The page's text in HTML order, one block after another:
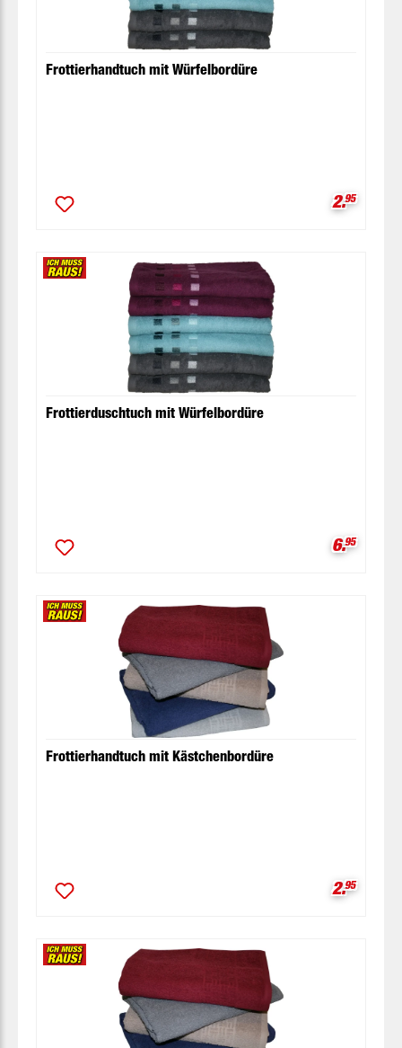
Frottierhandtuch mit Würfelbordüre
2.95
Frottierduschtuch mit Würfelbordüre
6.95
Frottierhandtuch mit Kästchenbordüre
2.95